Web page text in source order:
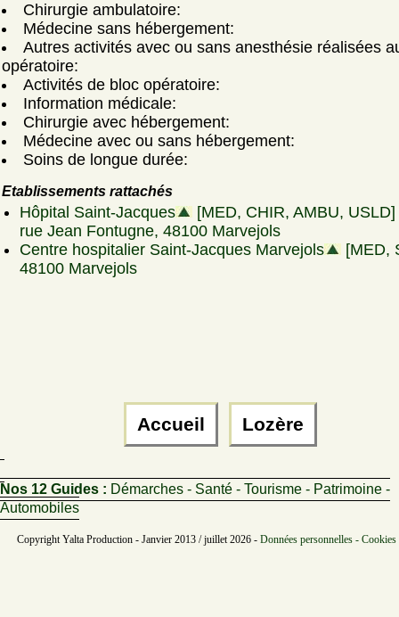
Chirurgie ambulatoire:
Médecine sans hébergement:
Autres activités avec ou sans anesthésie réalisées
opératoire:
Activités de bloc opératoire:
Information médicale:
Chirurgie avec hébergement:
Médecine avec ou sans hébergement:
Soins de longue durée:
Etablissements rattachés
Hôpital Saint-Jacques
[MED, CHIR, AMBU, USLD]
rue Jean Fontugne, 48100 Marvejols
Centre hospitalier Saint-Jacques Marvejols
[MED,
48100 Marvejols
Accueil Lozère
Nos 12 Guides : Démarches - Santé - Tourisme - Patrimoine -
Automobiles
Copyright Yalta Production - Janvier 2013 / juillet 2026 - Données personnelles -